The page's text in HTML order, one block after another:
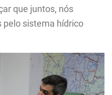
que juntos, nós
sistema hídrico